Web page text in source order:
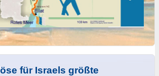
für Israels größte